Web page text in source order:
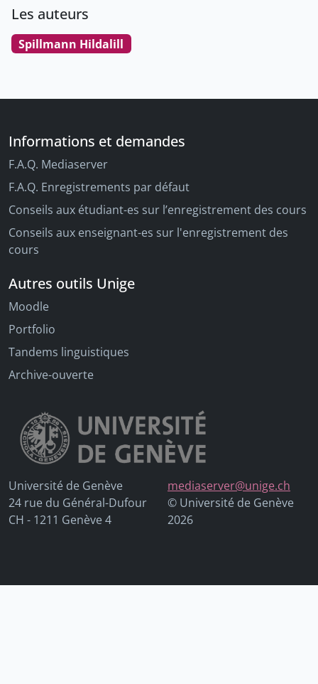
Les auteurs
Spillmann Hildalill
Informations et demandes
F.A.Q. Mediaserver
F.A.Q. Enregistrements par défaut
Conseils aux étudiant-es sur l’enregistrement des cours
Conseils aux enseignant-es sur l'enregistrement des
cours
Autres outils Unige
Moodle
Portfolio
Tandems linguistiques
Archive-ouverte
Université de Genève
24 rue du Général-Dufour
CH - 1211 Genève 4
mediaserver@unige.ch
© Université de Genève
2026